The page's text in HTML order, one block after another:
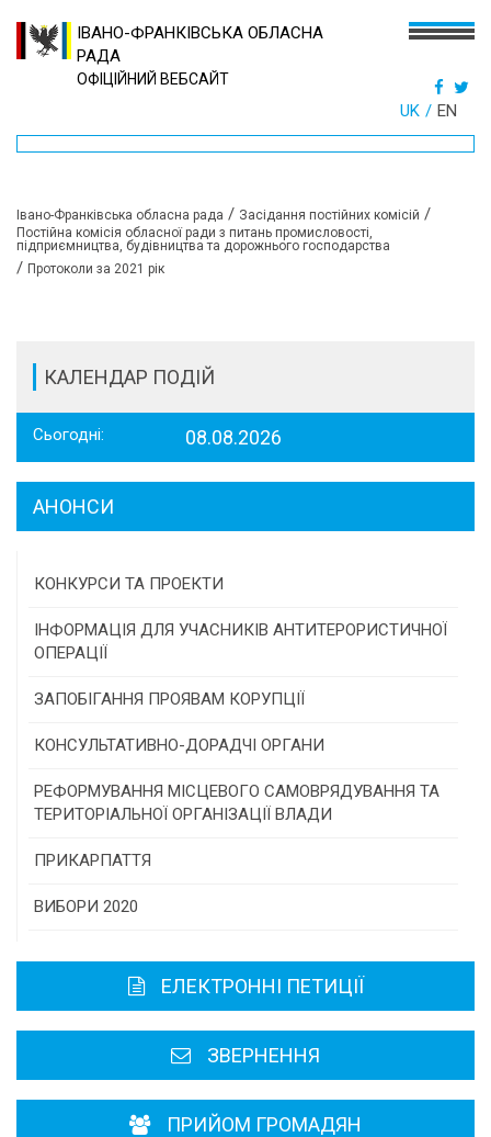
ІВАНО-ФРАНКІВСЬКА ОБЛАСНА
РАДА
ОФІЦІЙНИЙ ВЕБСАЙТ
UK EN
Івано-Франківська обласна рада / Засідання постійних комісій /
Постійна комісія обласної ради з питань промисловості,
підприємництва, будівництва та дорожнього господарства
/ Протоколи за 2021 рік
КАЛЕНДАР ПОДІЙ
Сьогодні: 08.08.2026
АНОНСИ
КОНКУРСИ ТА ПРОЕКТИ
Конкурс проектів та програм місцевого
самоврядування
Конкурс інститутів громадянського суспільства
Програми/конкурси МТД
ІНФОРМАЦІЯ ДЛЯ УЧАСНИКІВ АНТИТЕРОРИСТИЧНОЇ
ОПЕРАЦІЇ
ЗАПОБІГАННЯ ПРОЯВАМ КОРУПЦІЇ
КОНСУЛЬТАТИВНО-ДОРАДЧІ ОРГАНИ
Консультативна рада
РЕФОРМУВАННЯ МІСЦЕВОГО САМОВРЯДУВАННЯ ТА
ТЕРИТОРІАЛЬНОЇ ОРГАНІЗАЦІЇ ВЛАДИ
ПРИКАРПАТТЯ
Історична довідка
Районні, міські ради
ВИБОРИ 2020
ЕЛЕКТРОННІ ПЕТИЦІЇ
ЗВЕРНЕННЯ
ПРИЙОМ ГРОМАДЯН